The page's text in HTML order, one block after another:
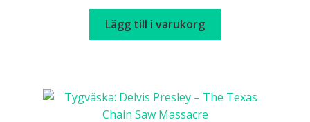
Lägg till i varukorg